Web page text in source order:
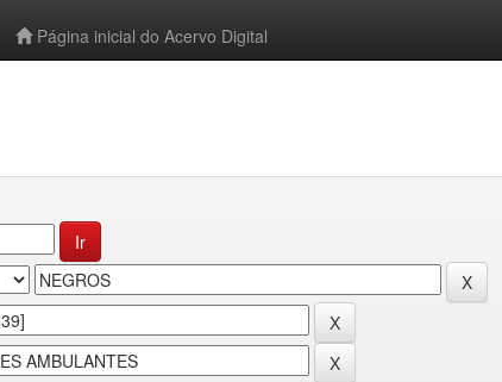
Página inicial do Acervo Digital